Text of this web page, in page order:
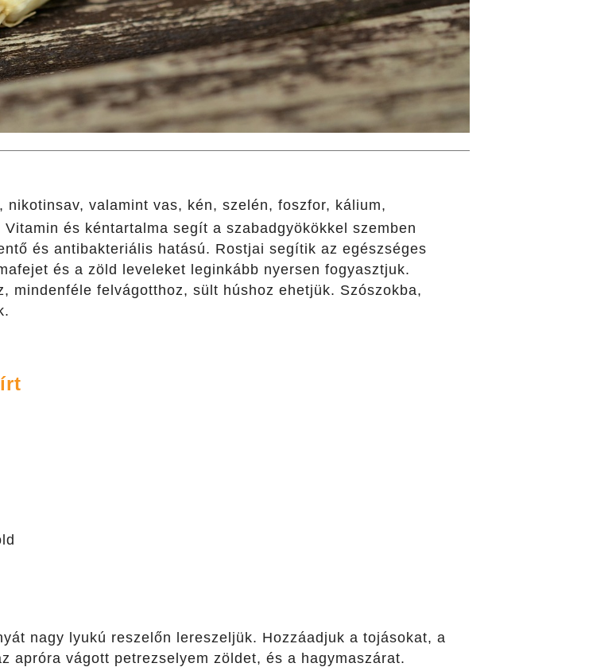
nikotinsav, valamint vas, kén, szelén, foszfor, kálium,
és kéntartalma segít a szabadgyökökkel szemben
és antibakteriális hatású. Rostjai segítik az egészséges
és a zöld leveleket leginkább nyersen fogyasztjuk.
mindenféle felvágotthoz, sült húshoz ehetjük. Szószokba,
nagy lyukú reszelőn lereszeljük. Hozzáadjuk a tojásokat, a
apróra vágott petrezselyem zöldet, és a hagymaszárat.